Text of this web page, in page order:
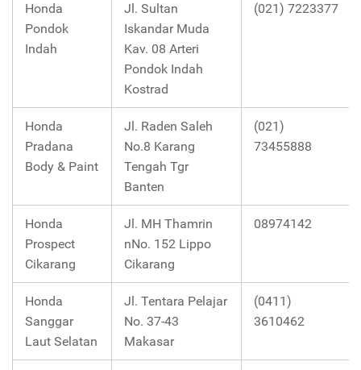
Honda
Pondok
Indah
Jl. Sultan
Iskandar Muda
Kav. 08 Arteri
Pondok Indah
Kostrad
(021) 7223377
Honda
Pradana
Body & Paint
Jl. Raden Saleh
No.8 Karang
Tengah Tgr
Banten
(021)
73455888
Honda
Prospect
Cikarang
Jl. MH Thamrin
nNo. 152 Lippo
Cikarang
08974142
Honda
Sanggar
Laut Selatan
Jl. Tentara Pelajar
No. 37-43
Makasar
(0411)
3610462